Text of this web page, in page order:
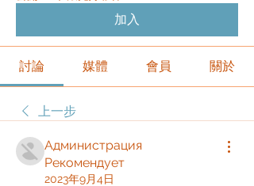
加入
討論 媒體 會員 關於
上一步
Администрация
Рекомендует
2023年9月4日